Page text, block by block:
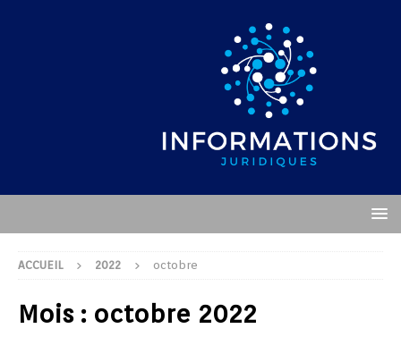
ACCUEIL 2022 octobre
Mois : octobre 2022